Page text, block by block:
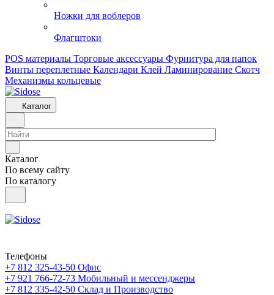
Ножки для воблеров
Флагштоки
POS материалы Торговые аксессуары Фурнитура для папок
Винты переплетные Календари Клей Ламинирование Скотч
Механизмы кольцевые
Каталог
Каталог
По всему сайту
По каталогу
Телефоны
+7 812 325-43-50 Офис
+7 921 766-72-73 Мобильный и мессенджеры
+7 812 335-42-50 Склад и Производство